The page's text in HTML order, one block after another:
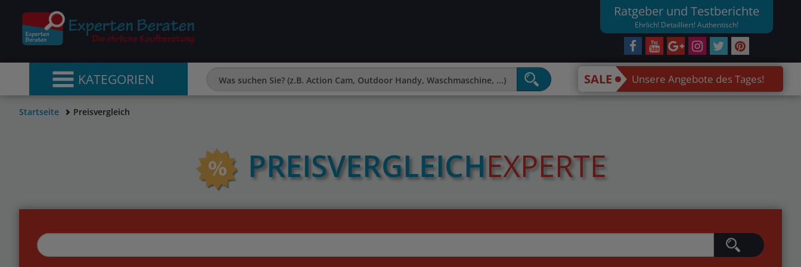
Ratgeber und Testberichte
Ehrlich! Detailliert! Authentisch!
KATEGORIEN SALE Unsere Angebote des Tages!
Startseite Preisvergleich
PREIS­VERGLEICHEXPERTE